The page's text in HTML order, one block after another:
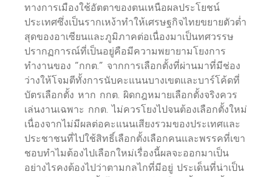
ทางการเมืองใช้อัตตาของตนเหนือผลประโยชน์
ประเทศซึ่งเป็นรากเหง้าทำให้เศรษฐกิจไทยขยายตัวต่ำ
สุดของอาเซียนและภูมิภาคต่อเนื่องมาเป็นทศวรรษ
ปรากฏการณ์ที่เป็นอยู่คือมีความพยายามโยงการ
ทำงานของ “กกต.” จากการเลือกตั้งที่ผ่านมาที่มีช่อง
ว่างให้โจมตีทั้งการนับคะแนนบางเขตและบาร์โค้ดที่
บัตรเลือกตั้ง หาก กกต. ผิดกฎหมายเลือกตั้งจริงควร
เล่นงานเฉพาะ กกต. ไม่ควรโยงไปจนต้องเลือกตั้งใหม่
เนื่องจากไม่มีผลต่อคะแนนเสียงรวมของประเทศและ
ประชาชนที่ไปใช้สิทธิ์เลือกตั้งเลือกคนและพรรคที่เขา
ชอบทำไมต้องไปเลือกใหม่เรื่องนี้ผลจะออกมาเป็น
อย่างไรคงต้องไปว่าตามกลไกที่มีอยู่ ประเด็นที่น่าเป็น